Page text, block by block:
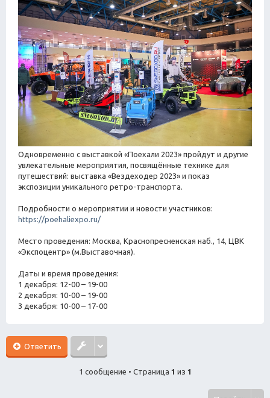
Одновременно с выставкой «Поехали 2023» пройдут и другие
увлекательные мероприятия, посвящённые технике для
путешествий: выставка «Вездеходер 2023» и показ
экспозиции уникального ретро-транспорта.
Подробности о мероприятии и новости участников:
https://poehaliexpo.ru/
Место проведения: Москва, Краснопресненская наб., 14, ЦВК
«Экспоцентр» (м.Выставочная).
Даты и время проведения:
1 декабря: 12-00 – 19-00
2 декабря: 10-00 – 19-00
3 декабря: 10-00 – 17-00
Ответить
1 сообщение • Страница 1 из 1